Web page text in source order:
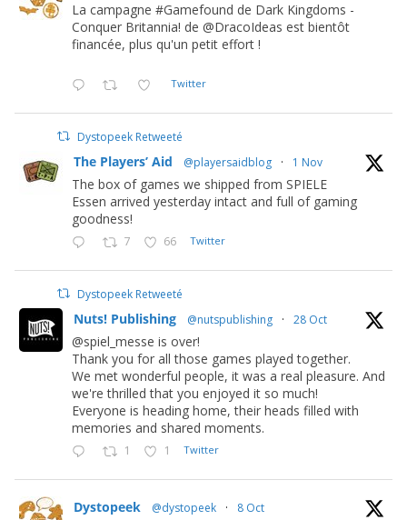
La campagne #Gamefound de Dark Kingdoms -
Conquer Britannia! de @DracoIdeas est bientôt
financée, plus qu'un petit effort !
Twitter
Dystopeek Retweeté
The Players’ Aid @playersaidblog · 1 Nov
The box of games we shipped from SPIELE
Essen arrived yesterday intact and full of gaming
goodness!
7 66 Twitter
Dystopeek Retweeté
Nuts! Publishing @nutspublishing · 28 Oct
@spiel_messe is over!
Thank you for all those games played together.
We met wonderful people, it was a real pleasure. And
we're thrilled that you enjoyed it so much!
Everyone is heading home, their heads filled with
memories and shared moments.
1 1 Twitter
Dystopeek @dystopeek · 8 Oct